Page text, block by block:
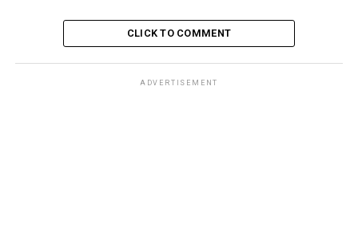
CLICK TO COMMENT
ADVERTISEMENT